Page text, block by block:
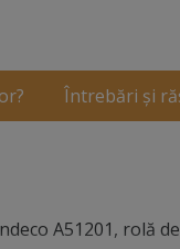
Întrebări și
A51201, rolă